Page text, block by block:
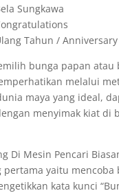
Sungkawa
Tahun / Anniversary
bunga papan atau
melalui
maya yang ideal,
menyimak kiat di
Di Mesin Pencari
pertama yaitu mencoba
kata kunci